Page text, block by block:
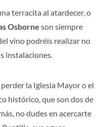
terracita al atardecer, o
Osborne son siempre
vino podréis realizar no
instalaciones.
la Iglesia Mayor o el
histórico, que son dos de
no dudes en acercarte